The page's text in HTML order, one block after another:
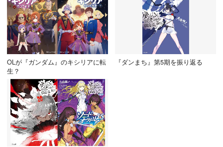
OLが『ガンダム』のキシリアに転
生？
『ダンまち』第5期を振り返る